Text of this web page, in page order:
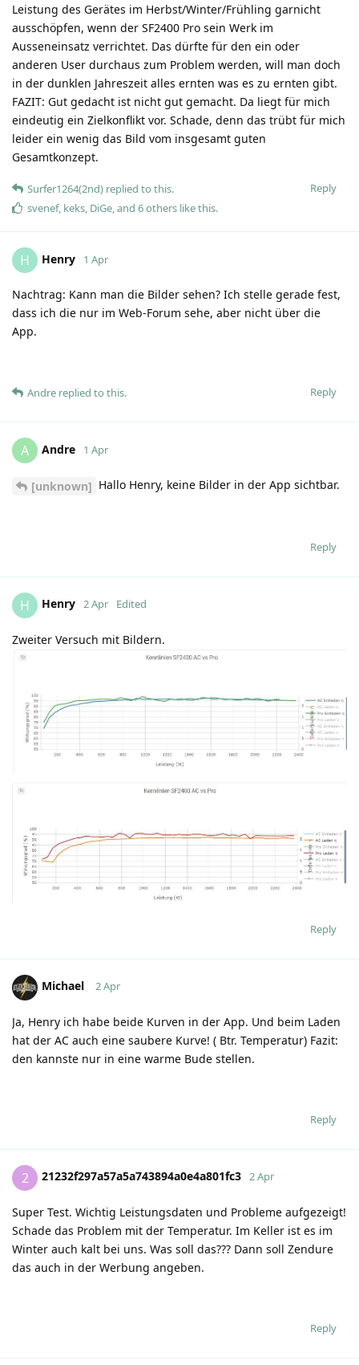
Leistung des Gerätes im Herbst/Winter/Frühling garnicht
ausschöpfen, wenn der SF2400 Pro sein Werk im
Ausseneinsatz verrichtet. Das dürfte für den ein oder
anderen User durchaus zum Problem werden, will man doch
in der dunklen Jahreszeit alles ernten was es zu ernten gibt.
FAZIT: Gut gedacht ist nicht gut gemacht. Da liegt für mich
eindeutig ein Zielkonflikt vor. Schade, denn das trübt für mich
leider ein wenig das Bild vom insgesamt guten
Gesamtkonzept.
Reply
Surfer1264(2nd) replied to this.
svenef, keks, DiGe, and 6others like this.
H Henry 1 Apr
Nachtrag: Kann man die Bilder sehen? Ich stelle gerade fest,
dass ich die nur im Web-Forum sehe, aber nicht über die
App.
Reply
Andre replied to this.
A Andre 1 Apr
[unknown] Hallo Henry, keine Bilder in der App sichtbar.
Reply
H Henry 2 Apr Edited
Zweiter Versuch mit Bildern.
Reply
Michael 2 Apr
Ja, Henry ich habe beide Kurven in der App. Und beim Laden
hat der AC auch eine saubere Kurve! ( Btr. Temperatur) Fazit:
den kannste nur in eine warme Bude stellen.
Reply
2 21232f297a57a5a743894a0e4a801fc3 2 Apr
Super Test. Wichtig Leistungsdaten und Probleme aufgezeigt!
Schade das Problem mit der Temperatur. Im Keller ist es im
Winter auch kalt bei uns. Was soll das??? Dann soll Zendure
das auch in der Werbung angeben.
Reply